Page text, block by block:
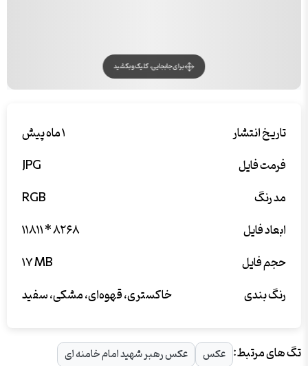
برای جابجایی، کلیک و بکشید
تاریخ انتشار
۱ ماه پیش
فرمت فایل
JPG
مد رنگ
RGB
ابعاد فایل
۱۱۸۱۱ * ۸۲۶۸
حجم فایل
۱۷ MB
رنگ بندی
خاکستری، قهوه‌ای، مشکی، سفید
تگ های مرتبط: عکس
عکس رهبر شهید امام خامنه ای